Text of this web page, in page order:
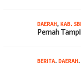
DAERAH, KAB.
Pernah
BERITA, DAERAH,